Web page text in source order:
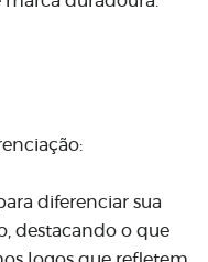
diferenciar sua
destacando o que